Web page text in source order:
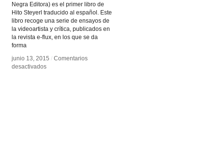
Negra Editora) es el primer libro de
Hito Steyerl traducido al español. Este
libro recoge una serie de ensayos de
la videoartista y crítica, publicados en
la revista e-flux, en los que se da
forma
junio 13, 2015 / Comentarios
desactivadosen
junio 13, 2015 / Comentarios
desactivadosen